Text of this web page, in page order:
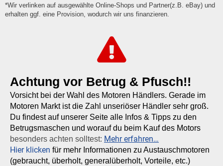
*Wir verlinken auf ausgewählte Online-Shops und Partner(z.B. eBay) und
erhalten ggf. eine Provision, wodurch wir uns finanzieren.
Achtung vor Betrug & Pfusch!!
Vorsicht bei der Wahl des Motoren Händlers. Gerade im
Motoren Markt ist die Zahl unseriöser Händler sehr groß.
Du findest auf unserer Seite alle Infos & Tipps zu den
Betrugsmaschen und worauf du beim Kauf des Motors
besonders achten solltest: Mehr erfahren…
Hier klicken für mehr Informationen zu Austauschmotoren
(gebraucht, überholt, generalüberholt, Vorteile, etc.)